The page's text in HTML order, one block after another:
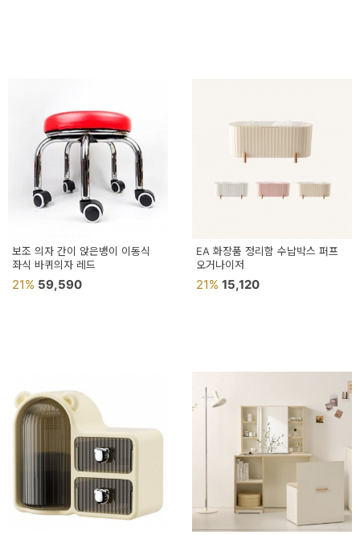
보조 의자 간이 앉은뱅이 이동식
좌식 바퀴의자 레드
21% 59,590
EA 화장품 정리함 수납박스 퍼프
오거나이저
21% 15,120